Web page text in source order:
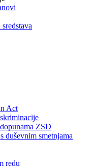
Act
ZSD
duševnim smetnjama
redu